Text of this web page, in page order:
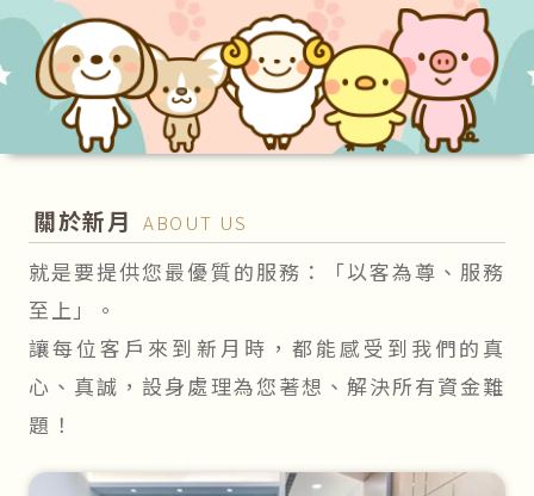
關於新月 ABOUT US
就是要提供您最優質的服務：「以客為尊、服務
至上」。
讓每位客戶來到新月時，都能感受到我們的真
心、真誠，設身處理為您著想、解決所有資金難
題！